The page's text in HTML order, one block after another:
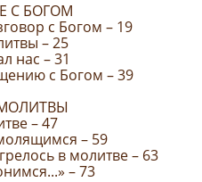
С БОГОМ
с Богом – 19
– 25
нас – 31
с Богом – 39
– 47
– 59
в молитве – 63
– 73